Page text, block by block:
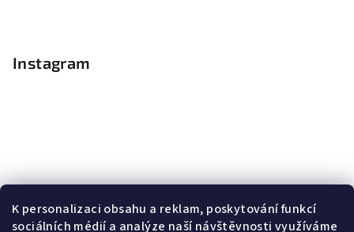
K personalizaci obsahu a reklam, poskytování funkcí
sociálních médií a analýze naší návštěvnosti využíváme
Instagram